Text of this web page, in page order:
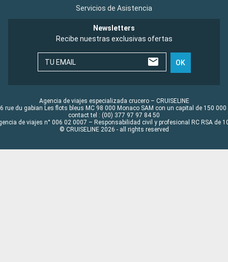
Servicios de Asistencia
Newsletters
Recibe nuestras exclusivas ofertas
TU EMAIL OK
Agencia de viajes especializada crucero – CRUISELINE
rue du gabian Les flots bleus MC 98 000 Monaco SAM con un capital de 150 000
contact tel : (00) 377 97 97 84 50
de viajes n° 006 02 0007 – Responsabilidad civil y profesional RC RSA de
© CRUISELINE 2026 - all rights reserved